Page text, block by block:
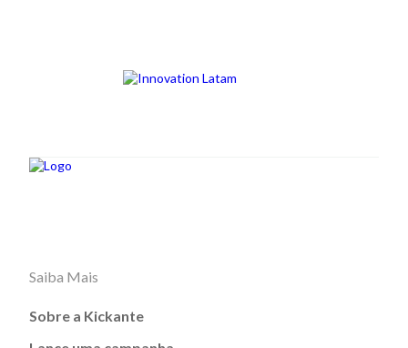
Saiba Mais
Sobre a Kickante